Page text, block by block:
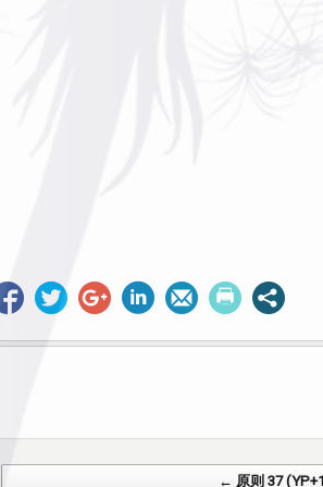
navigation← 原则 37